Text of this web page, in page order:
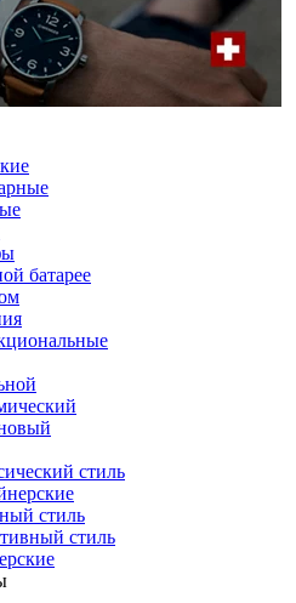
батарее
стиль
стиль
стиль